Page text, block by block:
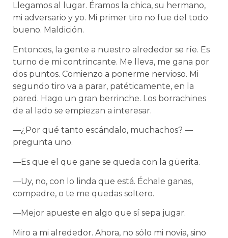
Llegamos al lugar. Éramos la chica, su hermano,
mi adversario y yo. Mi primer tiro no fue del todo
bueno. Maldición.
Entonces, la gente a nuestro alrededor se ríe. Es
turno de mi contrincante. Me lleva, me gana por
dos puntos. Comienzo a ponerme nervioso. Mi
segundo tiro va a parar, patéticamente, en la
pared. Hago un gran berrinche. Los borrachines
de al lado se empiezan a interesar.
—¿Por qué tanto escándalo, muchachos? —
pregunta uno.
—Es que el que gane se queda con la güerita.
—Uy, no, con lo linda que está. Échale ganas,
compadre, o te me quedas soltero.
—Mejor apueste en algo que sí sepa jugar.
Miro a mi alrededor. Ahora, no sólo mi novia, sino